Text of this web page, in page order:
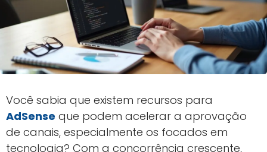
Você sabia que existem recursos para
AdSense que podem acelerar a aprovação
de canais, especialmente os focados em
tecnologia? Com a concorrência crescente,